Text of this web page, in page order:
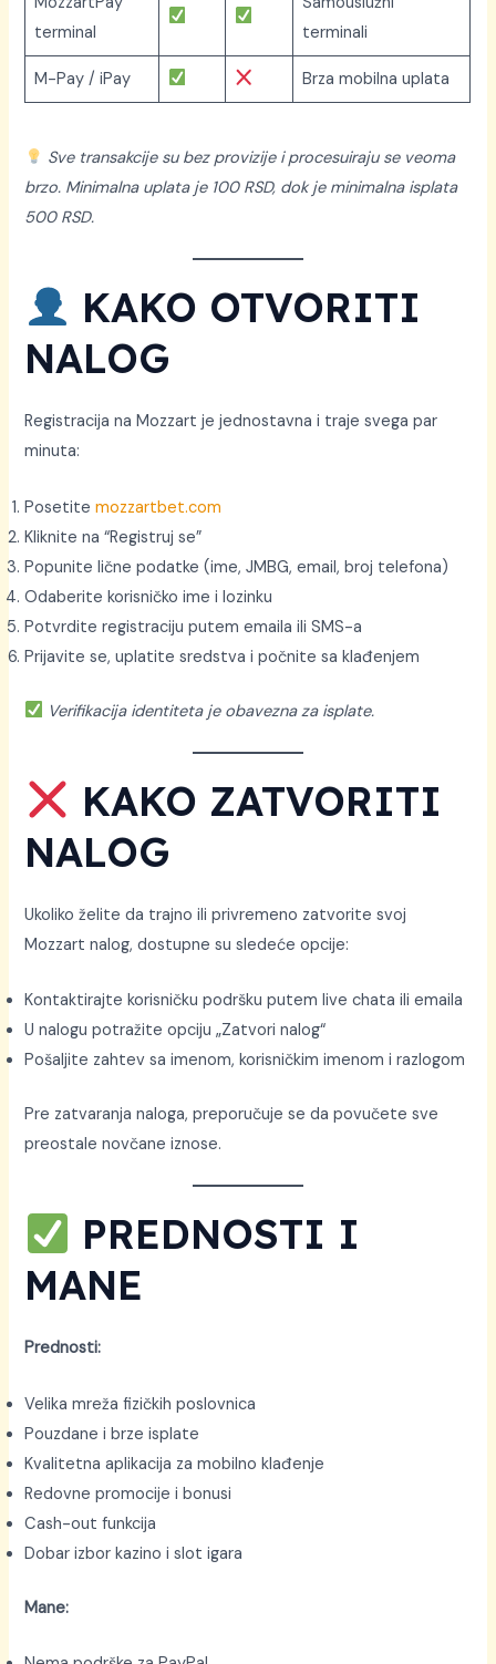
terminal
terminali
M-Pay / iPay Brza mobilna uplata
Sve transakcije su bez provizije i procesuiraju se veoma
brzo. Minimalna uplata je 100 RSD, dok je minimalna isplata
500 RSD.
KAKO OTVORITI
NALOG
Registracija na Mozzart je jednostavna i traje svega par
minuta:
Posetitemozzartbet.com
Kliknite na “Registruj se”
Popunite lične podatke (ime, JMBG, email, broj telefona)
Odaberite korisničko ime i lozinku
Potvrdite registraciju putem emaila ili SMS-a
Prijavite se, uplatite sredstva i počnite sa klađenjem
Verifikacija identiteta je obavezna za isplate.
KAKO ZATVORITI
NALOG
Ukoliko želite da trajno ili privremeno zatvorite svoj
Mozzart nalog, dostupne su sledeće opcije:
Kontaktirajte korisničku podršku putem live chata ili emaila
U nalogu potražite opciju „Zatvori nalog“
Pošaljite zahtev sa imenom, korisničkim imenom i razlogom
Pre zatvaranja naloga, preporučuje se da povučete sve
preostale novčane iznose.
PREDNOSTI I
MANE
Prednosti:
Velika mreža fizičkih poslovnica
Pouzdane i brze isplate
Kvalitetna aplikacija za mobilno klađenje
Redovne promocije i bonusi
Cash-out funkcija
Dobar izbor kazino i slot igara
Mane: